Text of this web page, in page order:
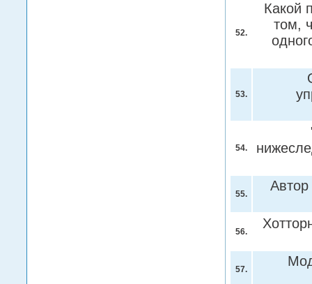
52.
Какой
том,
53.
54.
55.
56.
57.